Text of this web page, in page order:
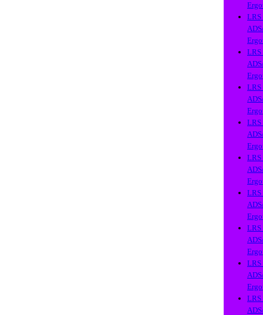
Ergo
LRS
Ergo
LRS
Ergo
LRS
Ergo
LRS
Ergo
LRS
Ergo
LRS
Ergo
LRS
Ergo
LRS
Ergo
LRS